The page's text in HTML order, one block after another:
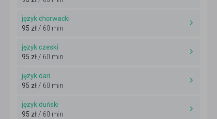
język chorwacki
95 zł / 60 min
język czeski
95 zł / 60 min
język dari
95 zł / 60 min
język duński
95 zł / 60 min